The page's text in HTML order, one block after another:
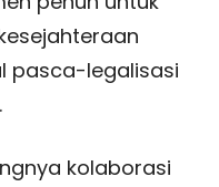
pasca-legalisasi
kolaborasi